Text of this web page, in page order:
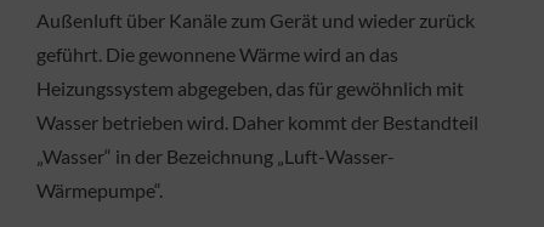
Außenluft über Kanäle zum Gerät und wieder zurück
geführt. Die gewonnene Wärme wird an das
Heizungssystem abgegeben, das für gewöhnlich mit
Wasser betrieben wird. Daher kommt der Bestandteil
„Wasser“ in der Bezeichnung „Luft-Wasser-
Wärmepumpe“.